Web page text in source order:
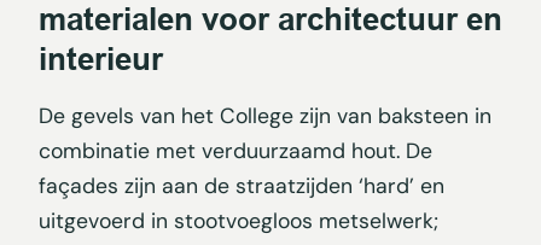
materialen voor architectuur en
interieur
De gevels van het College zijn van baksteen in
combinatie met verduurzaamd hout. De
façades zijn aan de straatzijden ‘hard’ en
uitgevoerd in stootvoegloos metselwerk;